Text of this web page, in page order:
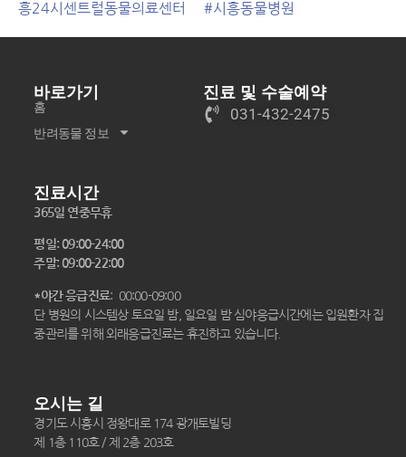
흥24시센트럴동물의료센터
#시흥동물병원
바로가기
홈
반려동물 정보
진료 및 수술예약
031-432-2475
진료시간
365일 연중무휴
평일: 09:00-24:00
주말: 09:00-22:00
*야간 응급진료: 00:00-09:00
단 병원의 시스템상 토요일 밤, 일요일 밤 심야응급시간에는 입원환자 집
중관리를 위해 외래응급진료는 휴진하고 있습니다.
오시는 길
경기도 시흥시 정왕대로 174 광개토빌딩
제 1층 110호 / 제 2층 203호